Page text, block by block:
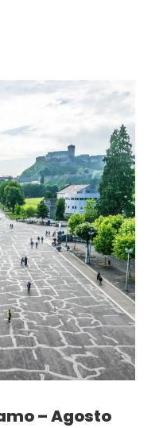
– Agosto